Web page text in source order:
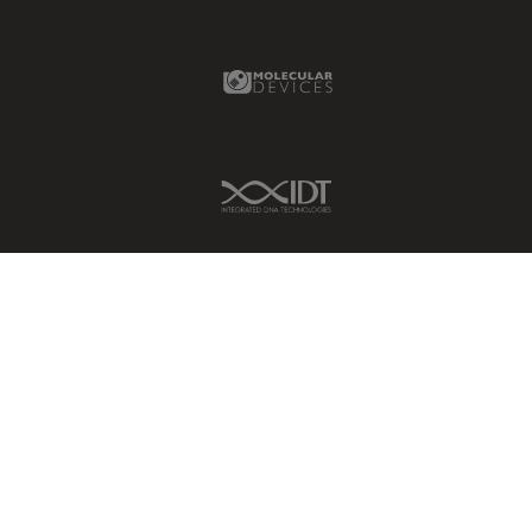
Molecular Devices Link
IDT Link